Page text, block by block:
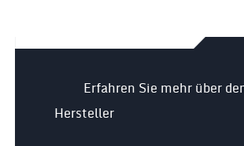
Erfahren Sie mehr über
Hersteller